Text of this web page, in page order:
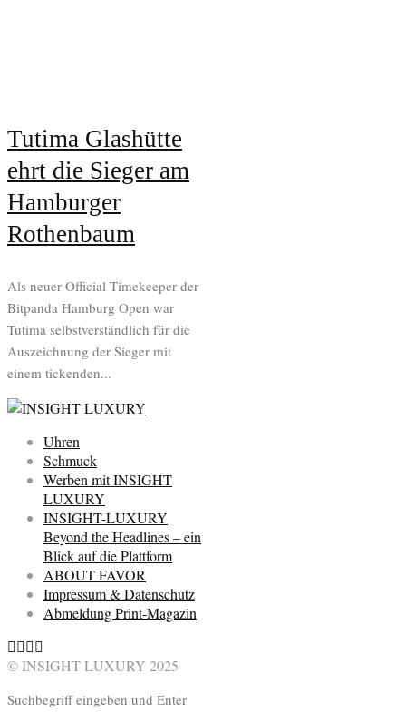
Tutima Glashütte
ehrt die Sieger am
Hamburger
Rothenbaum
Als neuer Official Timekeeper der
Bitpanda Hamburg Open war
Tutima selbstverständlich für die
Auszeichnung der Sieger mit
einem tickenden...
Uhren
Schmuck
Werben mit INSIGHT
LUXURY
INSIGHT-LUXURY
Beyond the Headlines – ein
Blick auf die Plattform
ABOUT FAVOR
Impressum & Datenschutz
Abmeldung Print-Magazin
© INSIGHT LUXURY 2025
Suchbegriff eingeben und Enter